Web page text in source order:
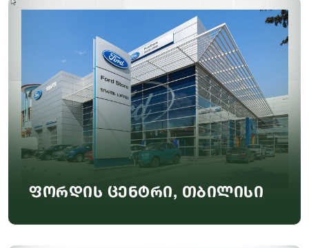
ფორდის ცენტრი, თბილისი